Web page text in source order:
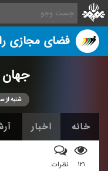
فضای مجازی
شنبه از ساعت ۰۹:۰۵
خانه اخبار
۱۲۱ نظرات